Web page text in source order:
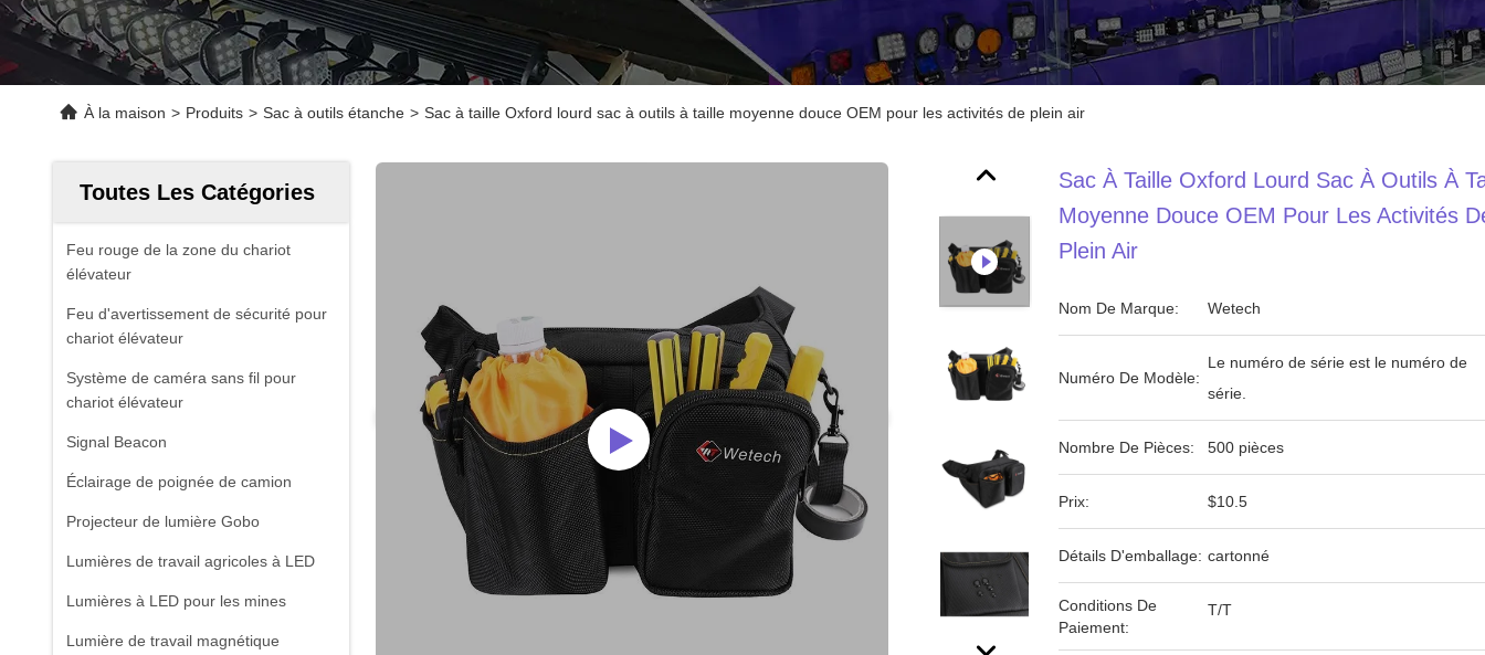
À la maison > Produits > Sac à outils étanche > Sac à taille Oxford lourd sac à outils à taille moyenne douce OEM pour les activités de plein air
Toutes Les Catégories
Feu rouge de la zone du chariot
élévateur
Feu d'avertissement de sécurité pour
chariot élévateur
Système de caméra sans fil pour
chariot élévateur
Signal Beacon
Éclairage de poignée de camion
Projecteur de lumière Gobo
Lumières de travail agricoles à LED
Lumières à LED pour les mines
Lumière de travail magnétique
Sac À Taille Oxford Lourd Sac À Outils À
Moyenne Douce OEM Pour Les Activités
Plein Air
Nom De Marque: Wetech
Numéro De Modèle:
Le numéro de série est le numéro de
série.
Nombre De Pièces: 500 pièces
Prix: $10.5
Détails D'emballage: cartonné
Conditions De
Paiement:
T/T